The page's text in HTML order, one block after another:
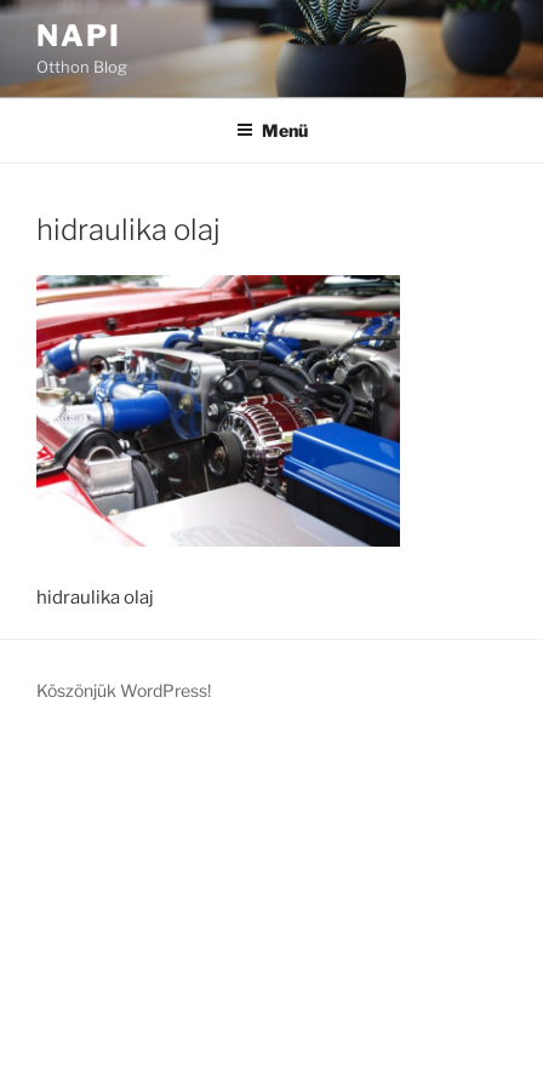
Tartalomhoz
NAPI
Otthon Blog
Menü
hidraulika olaj
hidraulika olaj
Köszönjük WordPress!